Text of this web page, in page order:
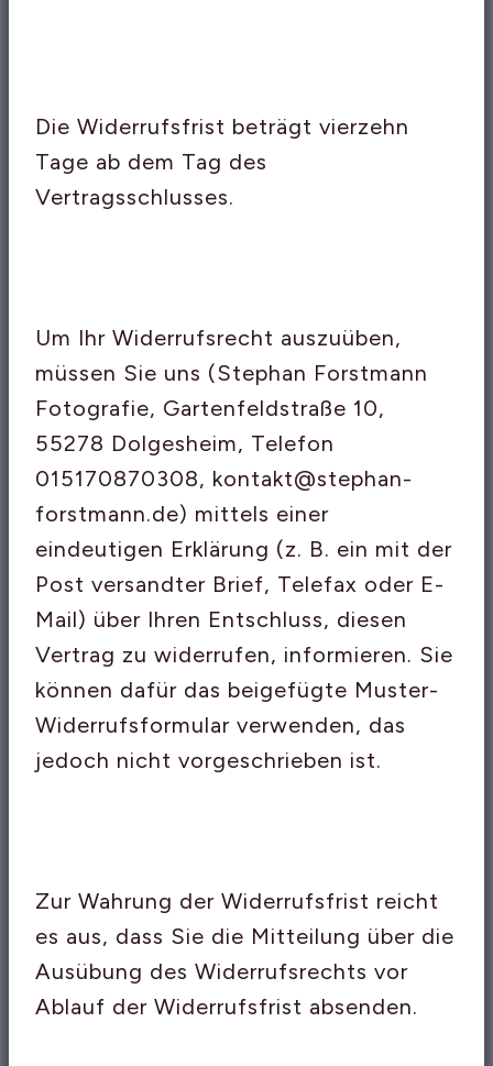
Die Widerrufsfrist beträgt vierzehn
Tage ab dem Tag des
Vertragsschlusses.
Um Ihr Widerrufsrecht auszuüben,
müssen Sie uns (Stephan Forstmann
Fotografie, Gartenfeldstraße 10,
55278 Dolgesheim, Telefon
015170870308, kontakt@stephan-
forstmann.de) mittels einer
eindeutigen Erklärung (z. B. ein mit der
Post versandter Brief, Telefax oder E-
Mail) über Ihren Entschluss, diesen
Vertrag zu widerrufen, informieren. Sie
können dafür das beigefügte Muster-
Widerrufsformular verwenden, das
jedoch nicht vorgeschrieben ist.
Zur Wahrung der Widerrufsfrist reicht
es aus, dass Sie die Mitteilung über die
Ausübung des Widerrufsrechts vor
Ablauf der Widerrufsfrist absenden.